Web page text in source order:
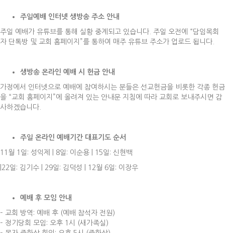
주일예배 인터넷 생방송 주소 안내
주일 예배가 유튜브를 통해 실황 중계되고 있습니다. 주일 오전에 “담임목회
자 단톡방 및 교회 홈페이지”를 통하여 매주 유튜브 주소가 업로드 됩니다.
생방송 온라인 예배 시 헌금 안내
가정에서 인터넷으로 예배에 참여하시는 분들은 선교헌금을 비롯한 각종 헌금
을 “교회 홈페이지”에 올려져 있는 안내문 지침에 따라 교회로 보내주시면 감
사하겠습니다.
주일 온라인 예배기간 대표기도 순서
11월 1일: 성익제 | 8일: 이순용 | 15일: 신현백
|22일: 김기수 | 29일: 김덕성 | 12월 6일: 이장우
예배 후 모임 안내
– 교회 방역: 예배 후 (예배 참석자 전원)
– 정기당회 모임: 오후 1시 (새가족실)